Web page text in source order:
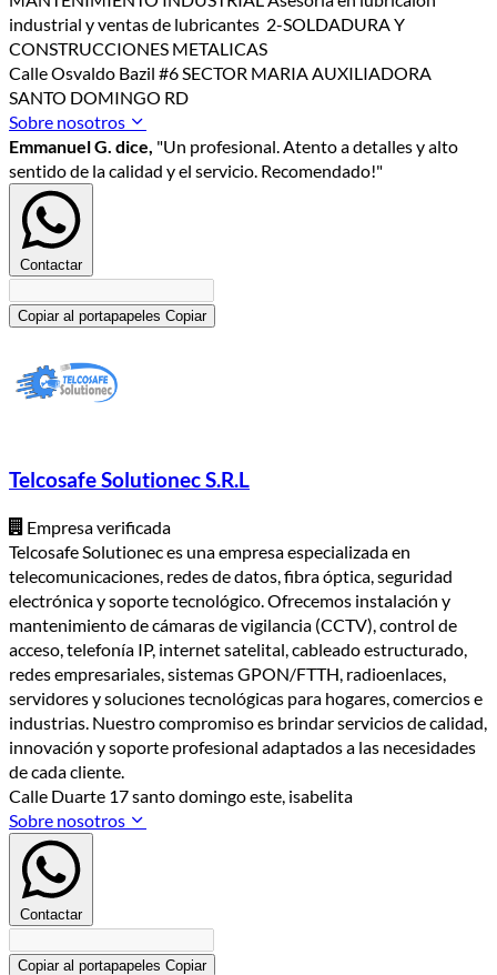
industrial y ventas de lubricantes 2-SOLDADURA Y
CONSTRUCCIONES METALICAS
Calle Osvaldo Bazil #6 SECTOR MARIA AUXILIADORA
SANTO DOMINGO RD
Sobre nosotros
Emmanuel G. dice, "Un profesional. Atento a detalles y alto
sentido de la calidad y el servicio. Recomendado!"
Contactar
Copiar al portapapeles Copiar
Telcosafe Solutionec S.R.L
Empresa verificada
Telcosafe Solutionec es una empresa especializada en
telecomunicaciones, redes de datos, fibra óptica, seguridad
electrónica y soporte tecnológico. Ofrecemos instalación y
mantenimiento de cámaras de vigilancia (CCTV), control de
acceso, telefonía IP, internet satelital, cableado estructurado,
redes empresariales, sistemas GPON/FTTH, radioenlaces,
servidores y soluciones tecnológicas para hogares, comercios e
industrias. Nuestro compromiso es brindar servicios de calidad,
innovación y soporte profesional adaptados a las necesidades
de cada cliente.
Calle Duarte 17 santo domingo este, isabelita
Sobre nosotros
Contactar
Copiar al portapapeles Copiar